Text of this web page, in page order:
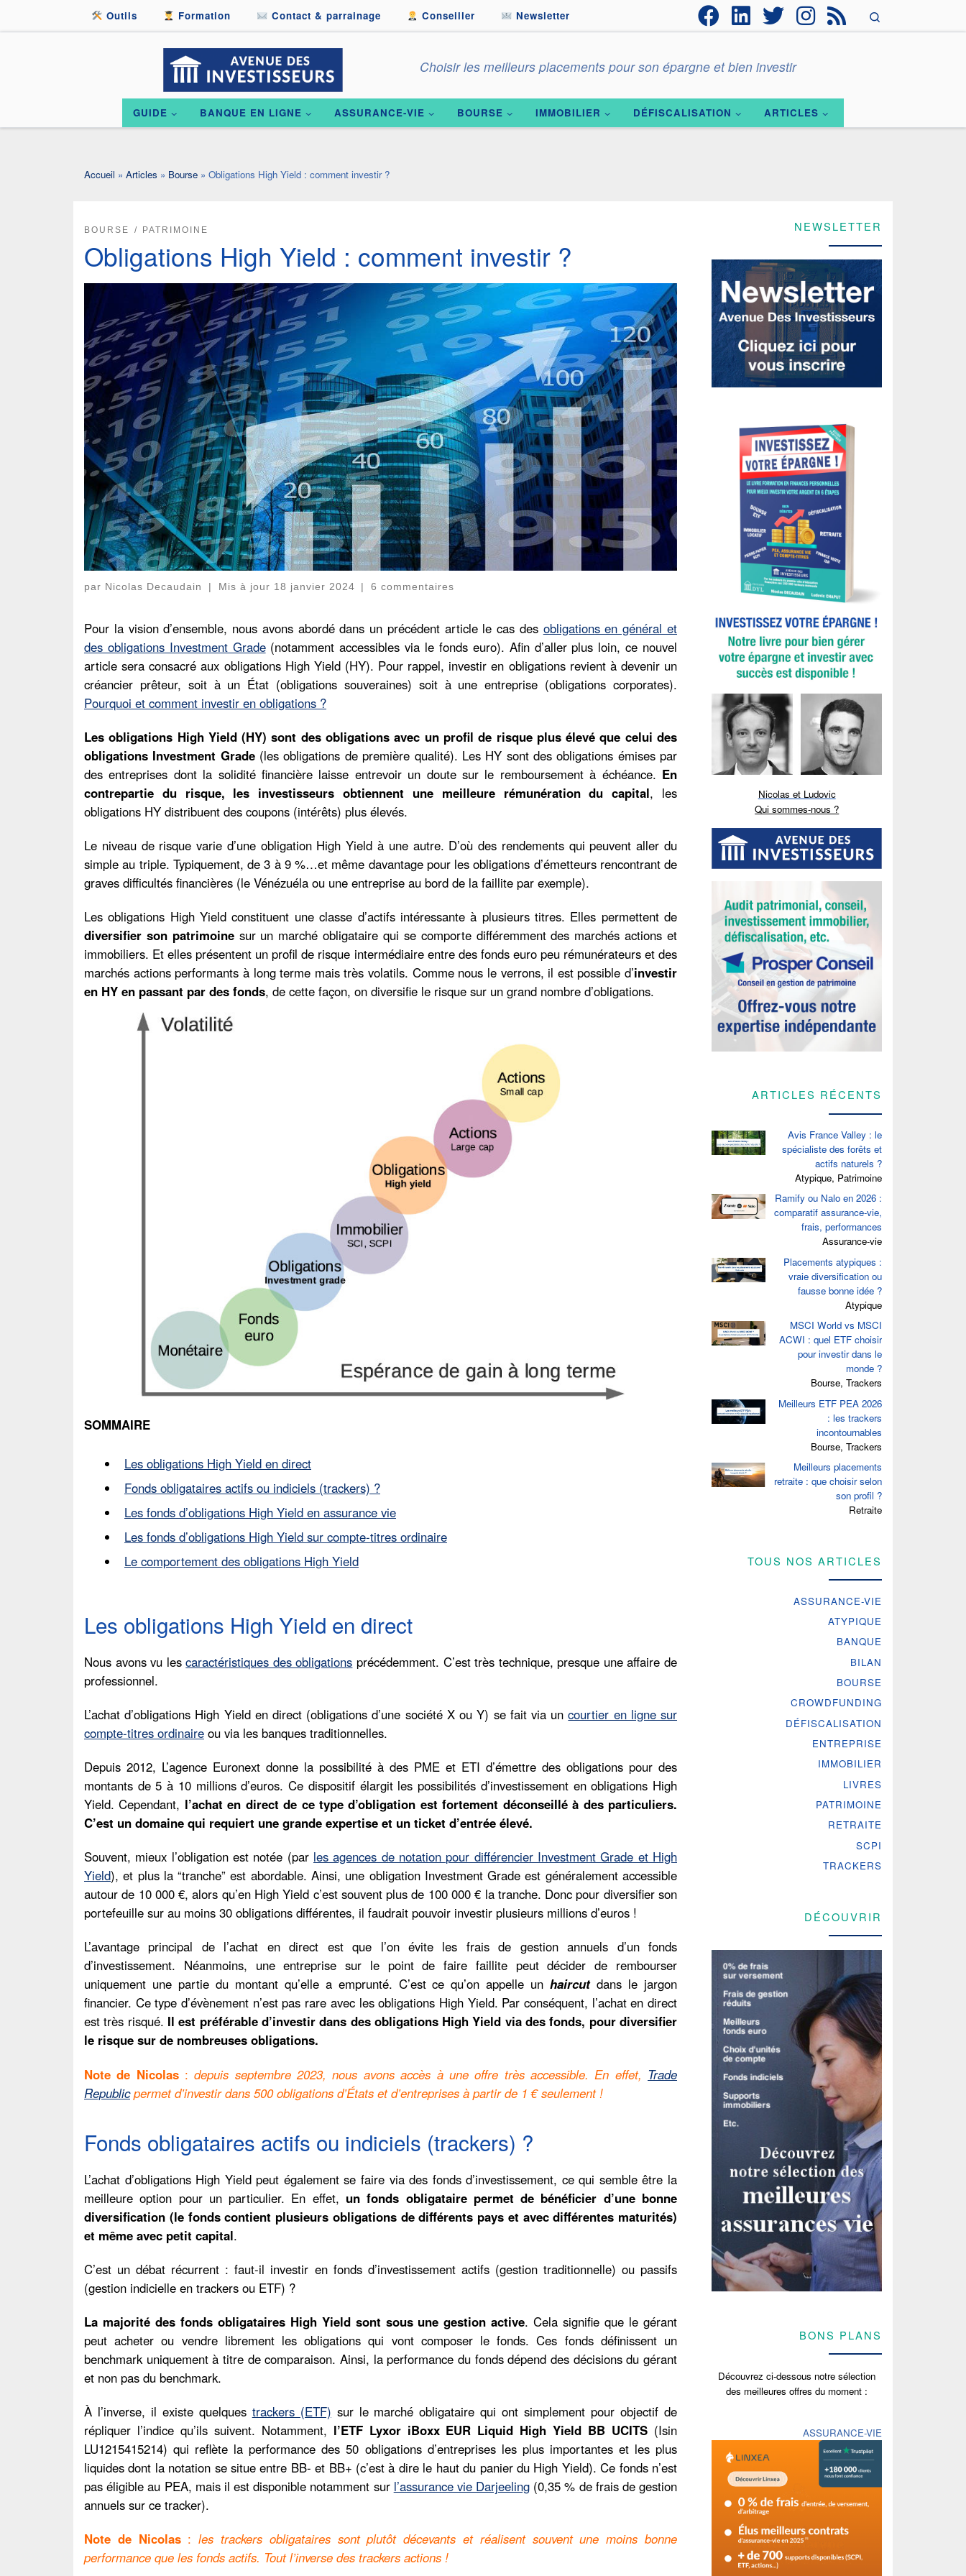
Passer au contenuOutils Formation Contact & parrainage Conseiller Newsletter
Choisir les meilleurs placements pour son épargne et bien investir
GUIDE BANQUE EN LIGNE ASSURANCE-VIE BOURSE IMMOBILIER DÉFISCALISATION ARTICLES
Accueil » Articles » Bourse » Obligations High Yield : comment investir ?
BOURSE PATRIMOINE
Obligations High Yield : comment investir ?
par Nicolas Decaudain | Mis à jour 18 janvier 2024 | 6 commentaires
Pour la vision d’ensemble, nous avons abordé dans un précédent article le cas des obligations en général et
des obligations Investment Grade(notamment accessibles via le fonds euro). Afin d’aller plus loin, ce nouvel
article sera consacré aux obligations High Yield (HY). Pour rappel, investir en obligations revient à devenir un
créancier prêteur, soit à un État (obligations souveraines) soit à une entreprise (obligations corporates).
Pourquoi et comment investir en obligations ?
Les obligations High Yield (HY) sont des obligations avec un profil de risque plus élevé que celui des
obligations Investment Grade(les obligations de première qualité). Les HY sont des obligations émises par
des entreprises dont la solidité financière laisse entrevoir un doute sur le remboursement à échéance. En
contrepartie du risque, les investisseurs obtiennent une meilleure rémunération du capital, les
obligations HY distribuent des coupons (intérêts) plus élevés.
Le niveau de risque varie d’une obligation High Yield à une autre. D’où des rendements qui peuvent aller du
simple au triple. Typiquement, de 3 à 9 %…et même davantage pour les obligations d’émetteurs rencontrant de
graves difficultés financières (le Vénézuéla ou une entreprise au bord de la faillite par exemple).
Les obligations High Yield constituent une classe d’actifs intéressante à plusieurs titres. Elles permettent de
diversifier son patrimoinesur un marché obligataire qui se comporte différemment des marchés actions et
immobiliers. Et elles présentent un profil de risque intermédiaire entre des fonds euro peu rémunérateurs et des
marchés actions performants à long terme mais très volatils. Comme nous le verrons, il est possible d’investir
en HY en passant par des fonds, de cette façon, on diversifie le risque sur un grand nombre d’obligations.
SOMMAIRE
Les obligations High Yield en direct
Fonds obligataires actifs ou indiciels (trackers) ?
Les fonds d’obligations High Yield en assurance vie
Les fonds d’obligations High Yield sur compte-titres ordinaire
Le comportement des obligations High Yield
Les obligations High Yield en direct
Nous avons vu lescaractéristiques des obligations précédemment. C’est très technique, presque une affaire de
professionnel.
L’achat d’obligations High Yield en direct (obligations d’une société X ou Y) se fait via uncourtier en ligne sur
compte-titres ordinaire ou via les banques traditionnelles.
Depuis 2012, L’agence Euronext donne la possibilité à des PME et ETI d’émettre des obligations pour des
montants de 5 à 10 millions d’euros. Ce dispositif élargit les possibilités d’investissement en obligations High
Yield. Cependant, l’achat en direct de ce type d’obligation est fortement déconseillé à des particuliers.
C’est un domaine qui requiert une grande expertise et un ticket d’entrée élevé.
Souvent, mieux l’obligation est notée (par les agences de notation pour différencier Investment Grade et High
Yield), et plus la “tranche” est abordable. Ainsi, une obligation Investment Grade est généralement accessible
autour de 10 000 €, alors qu’en High Yield c’est souvent plus de 100 000 € la tranche. Donc pour diversifier son
portefeuille sur au moins 30 obligations différentes, il faudrait pouvoir investir plusieurs millions d’euros !
L’avantage principal de l’achat en direct est que l’on évite les frais de gestion annuels d’un fonds
d’investissement. Néanmoins, une entreprise sur le point de faire faillite peut décider de rembourser
uniquement une partie du montant qu’elle a emprunté. C’est ce qu’on appelle unhaircutdans le jargon
financier. Ce type d’évènement n’est pas rare avec les obligations High Yield. Par conséquent, l’achat en direct
est très risqué. Il est préférable d’investir dans des obligations High Yield via des fonds, pour diversifier
le risque sur de nombreuses obligations.
Note de Nicolas:depuis septembre 2023, nous avons accès à une offre très accessible. En effet, Trade
Republicpermet d’investir dans 500 obligations d’États et d’entreprises à partir de 1 € seulement !
Fonds obligataires actifs ou indiciels (trackers) ?
L’achat d’obligations High Yield peut également se faire via des fonds d’investissement, ce qui semble être la
meilleure option pour un particulier. En effet, un fonds obligataire permet de bénéficier d’une bonne
diversification (le fonds contient plusieurs obligations de différents pays et avec différentes maturités)
et même avec petit capital.
C’est un débat récurrent : faut-il investir en fonds d’investissement actifs (gestion traditionnelle) ou passifs
(gestion indicielle en trackers ou ETF) ?
La majorité des fonds obligataires High Yield sont sous une gestion active. Cela signifie que le gérant
peut acheter ou vendre librement les obligations qui vont composer le fonds. Ces fonds définissent un
benchmark uniquement à titre de comparaison. Ainsi, la performance du fonds dépend des décisions du gérant
et non pas du benchmark.
À l’inverse, il existe quelques trackers (ETF) sur le marché obligataire qui ont simplement pour objectif de
répliquer l’indice qu’ils suivent. Notamment, l’ETF Lyxor iBoxx EUR Liquid High Yield BB UCITS (Isin
LU1215415214) qui reflète la performance des 50 obligations d’entreprises les plus importantes et les plus
liquides dont la notation se situe entre BB- et BB+ (c’est à dire le haut du panier du High Yield). Ce fonds n’est
pas éligible au PEA, mais il est disponible notamment sur l’assurance vie Darjeeling (0,35 % de frais de gestion
annuels sur ce tracker).
Note de Nicolas:les trackers obligataires sont plutôt décevants et réalisent souvent une moins bonne
performance que les fonds actifs. Tout l’inverse des trackers actions !
NEWSLETTER
Nicolas et Ludovic
Qui sommes-nous ?
ARTICLES RÉCENTS
Avis France Valley : le
spécialiste des forêts et
actifs naturels ?
Atypique, Patrimoine
Ramify ou Nalo en 2026 :
comparatif assurance-vie,
frais, performances
Assurance-vie
Placements atypiques :
vraie diversification ou
fausse bonne idée ?
Atypique
MSCI World vs MSCI
ACWI : quel ETF choisir
pour investir dans le
monde ?
Bourse, Trackers
Meilleurs ETF PEA 2026
: les trackers
incontournables
Bourse, Trackers
Meilleurs placements
retraite : que choisir selon
son profil ?
Retraite
TOUS NOS ARTICLES
ASSURANCE-VIE
ATYPIQUE
BANQUE
BILAN
BOURSE
CROWDFUNDING
DÉFISCALISATION
ENTREPRISE
IMMOBILIER
LIVRES
PATRIMOINE
RETRAITE
SCPI
TRACKERS
DÉCOUVRIR
BONS PLANS
Découvrez ci-dessous notre sélection
des meilleures offres du moment :
ASSURANCE-VIE